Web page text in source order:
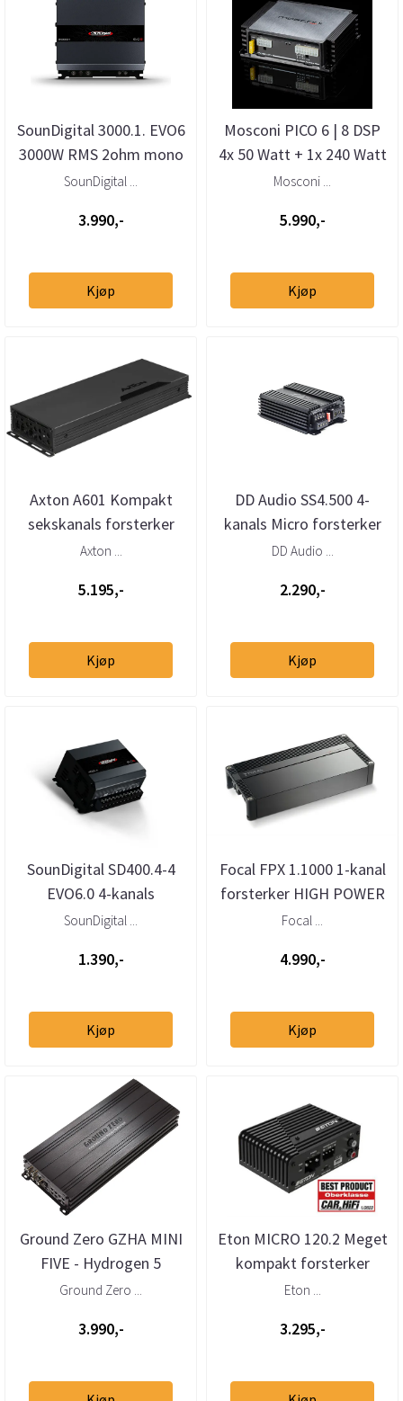
SounDigital 3000.1. EVO6
3000W RMS 2ohm mono
forsterker
SounDigital ...
3.990,-
Kjøp
Mosconi PICO 6 | 8 DSP
4x 50 Watt + 1x 240 Watt
6 kanals klasse
Mosconi ...
5.990,-
Kjøp
Axton A601 Kompakt
sekskanals forsterker
6x160W
Axton ...
5.195,-
Kjøp
DD Audio SS4.500 4-
kanals Micro forsterker
DD Audio ...
2.290,-
Kjøp
SounDigital SD400.4-4
EVO6.0 4-kanals
forsterker
SounDigital ...
1.390,-
Kjøp
Focal FPX 1.1000 1-kanal
forsterker HIGH POWER
and MUSICALITY
Focal ...
4.990,-
Kjøp
Ground Zero GZHA MINI
FIVE - Hydrogen 5
kanaler
Ground Zero ...
3.990,-
Eton MICRO 120.2 Meget
kompakt forsterker
2x85W
Eton ...
3.295,-